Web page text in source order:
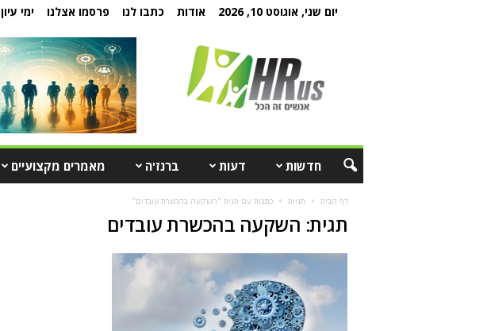
יום שני, אוגוסט 10, 2026 אודות כתבו לנו פרסמו אצלנו ימי עיון
חדשות דעות ברנז'ה מאמרים מקצועיים
דף הבית תגיות כתבות עם תגית "השקעה בהכשרת עובדים"
תגית: השקעה בהכשרת עובדים